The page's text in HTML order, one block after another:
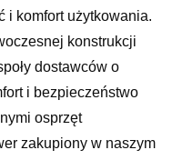
i komfort użytkowania.
konstrukcji
dostawców o
i bezpieczeństwo
osprzęt
zakupiony w naszym